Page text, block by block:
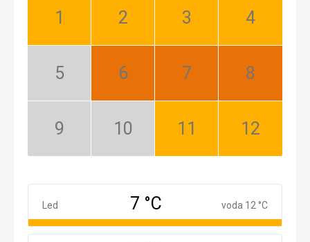
Leden:
Únor:
Březen:
Duben:
Květen:
Červen:
Červenec:
Srpen:
Září:
Říjen:
Listopad:
Prosinec:
Leden
Led 7 °C voda 12 °C